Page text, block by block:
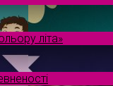
літа»